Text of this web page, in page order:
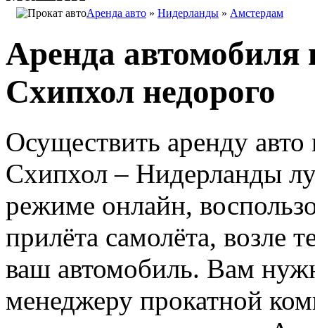
Аренда авто » Нидерланды » Амстердам
Аренда автомобиля
Схипхол недорого
Осуществить аренду
Схипхол – Нидерланды
режиме онлайн,
прилёта самолёта, возле
ваш автомобиль. Вам
менеджеру прокатной